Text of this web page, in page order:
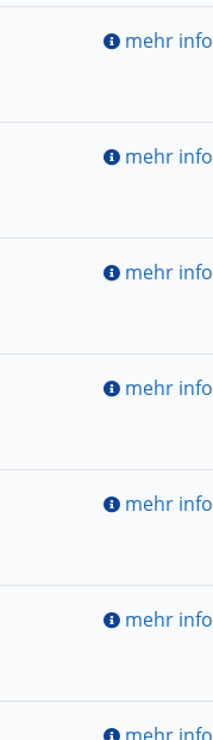
mehr info
mehr info
mehr info
mehr info
mehr info
mehr info